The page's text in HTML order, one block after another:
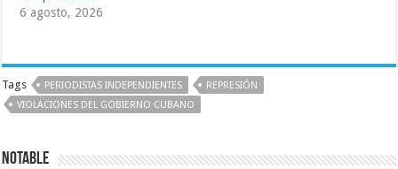
6 agosto, 2026
Tags PERIODISTAS INDEPENDIENTES
REPRESIÓN
VIOLACIONES DEL GOBIERNO CUBANO
Notable